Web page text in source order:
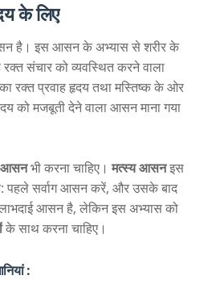
के लिए
है। इस आसन के अभ्यास से शरीर के
संचार को व्यवस्थित करने वाला
प्रवाह हृदय तथा मस्तिष्क के ओर
को मजबूती देने वाला आसन माना गया
आसनभी करना चाहिए।मत्स्य आसनइस
सर्वाग आसन करें, और उसके बाद
आसन है, लेकिन इस अभ्यास को
के साथ करना चाहिए।
: